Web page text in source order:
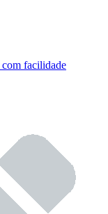
com facilidade